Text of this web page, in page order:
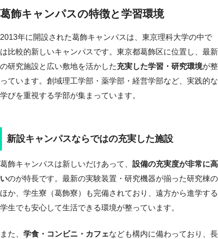
葛飾キャンパスの特徴と学習環境
2013年に開設された葛飾キャンパスは、東京理科大学の中で
は比較的新しいキャンパスです。東京都葛飾区に位置し、最新
の研究施設と広い敷地を活かした充実した学習・研究環境が整
っています。創域理工学部・薬学部・経営学部など、実践的な
学びを重視する学部が集まっています。
新設キャンパスならではの充実した施設
葛飾キャンパスは新しいだけあって、 設備の充実度が非常に高
いのが特長です。最新の実験装置・研究機器が揃った研究棟の
ほか、学生寮（葛飾寮）も完備されており、遠方から進学する
学生でも安心して生活できる環境が整っています。
また、 学食・コンビニ・カフェなども構内に備わっており、長